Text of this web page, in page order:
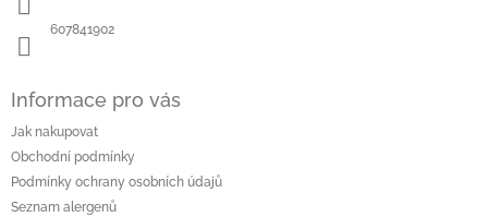
607841902
Informace pro vás
Jak nakupovat
Obchodní podmínky
Podmínky ochrany osobních údajů
Seznam alergenů